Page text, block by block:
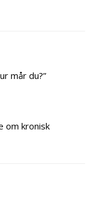
mår du?”
om kronisk